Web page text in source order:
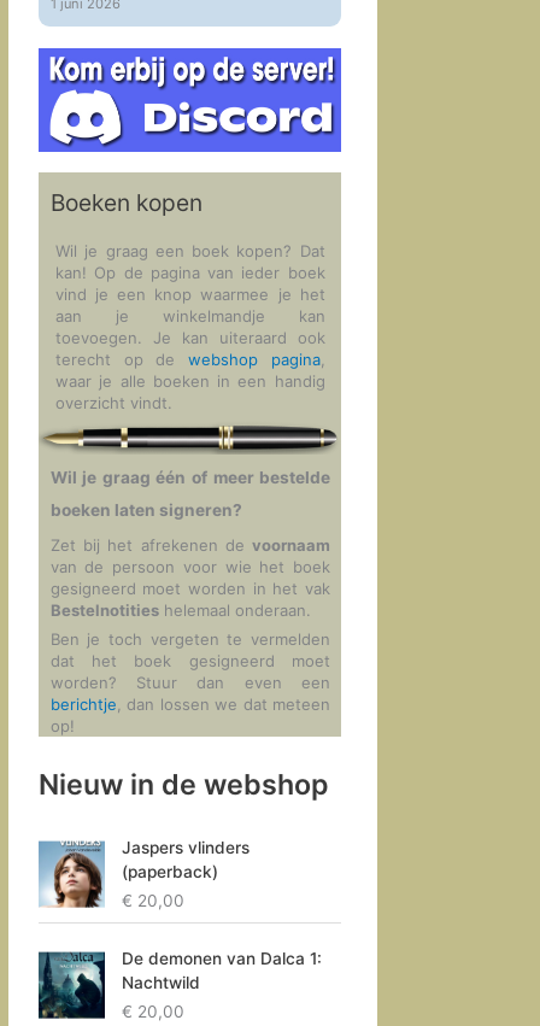
1 juni 2026
Boeken kopen
Wil je graag een boek kopen? Dat
kan! Op de pagina van ieder boek
vind je een knop waarmee je het
aan je winkelmandje kan
toevoegen. Je kan uiteraard ook
terecht op dewebshop pagina,
waar je alle boeken in een handig
overzicht vindt.
Wil je graag één of meer bestelde
boeken laten signeren?
Zet bij het afrekenen devoornaam
van de persoon voor wie het boek
gesigneerd moet worden in het vak
Bestelnotitieshelemaal onderaan.
Ben je toch vergeten te vermelden
dat het boek gesigneerd moet
worden? Stuur dan even een
berichtje, dan lossen we dat meteen
op!
Nieuw in de webshop
Jaspers vlinders
(paperback)
€ 20,00
De demonen van Dalca 1:
Nachtwild
€ 20,00